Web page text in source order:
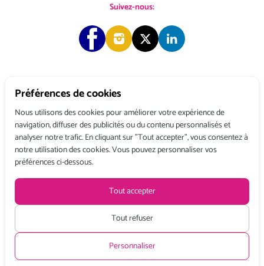
Préférences de cookies
Nous utilisons des cookies pour améliorer votre expérience de
navigation, diffuser des publicités ou du contenu personnalisés et
analyser notre trafic. En cliquant sur "Tout accepter", vous consentez à
notre utilisation des cookies. Vous pouvez personnaliser vos
préférences ci-dessous.
Tout accepter
Tout refuser
Personnaliser
Tarifs HT à partir de :
Demi Journée:
440 €
Journée:
720 € 4990 €
Suivez-nous:
Copyright © 2026 Choose & Work. Tous droits réservés.
Tél: +33 (0) 1 80 522 522
Belgique : 156, avenue de Floréal – 1180 BRUXELLES
Conditions générales de ventePolitique de confidentialitéMentions légales
Recevez toute l’actualité de Choose and Worken vous abonnant à